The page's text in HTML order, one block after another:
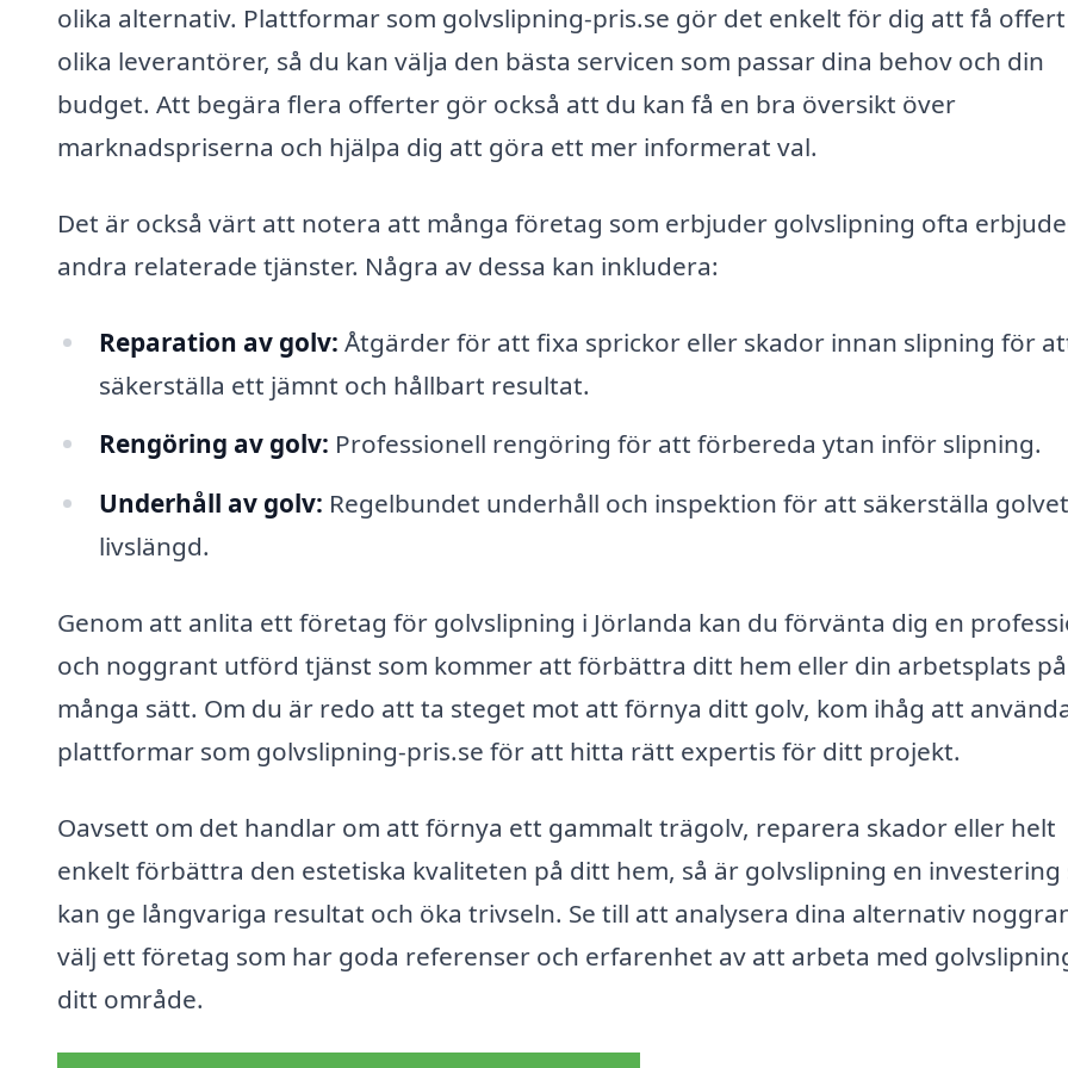
olika alternativ. Plattformar som golvslipning-pris.se gör det enkelt för dig att få
olika leverantörer, så du kan välja den bästa servicen som passar dina behov och din
budget. Att begära flera offerter gör också att du kan få en bra översikt över
marknadspriserna och hjälpa dig att göra ett mer informerat val.
Det är också värt att notera att många företag som erbjuder golvslipning ofta
andra relaterade tjänster. Några av dessa kan inkludera:
Reparation av golv: Åtgärder för att fixa sprickor eller skador innan slipning för
säkerställa ett jämnt och hållbart resultat.
Rengöring av golv: Professionell rengöring för att förbereda ytan inför slipning.
Underhåll av golv: Regelbundet underhåll och inspektion för att säkerställa
livslängd.
Genom att anlita ett företag för golvslipning i Jörlanda kan du förvänta dig en
och noggrant utförd tjänst som kommer att förbättra ditt hem eller din arbetsplats på
många sätt. Om du är redo att ta steget mot att förnya ditt golv, kom ihåg att
plattformar som golvslipning-pris.se för att hitta rätt expertis för ditt projekt.
Oavsett om det handlar om att förnya ett gammalt trägolv, reparera skador eller helt
enkelt förbättra den estetiska kvaliteten på ditt hem, så är golvslipning en investering
kan ge långvariga resultat och öka trivseln. Se till att analysera dina alternativ
välj ett företag som har goda referenser och erfarenhet av att arbeta med
ditt område.